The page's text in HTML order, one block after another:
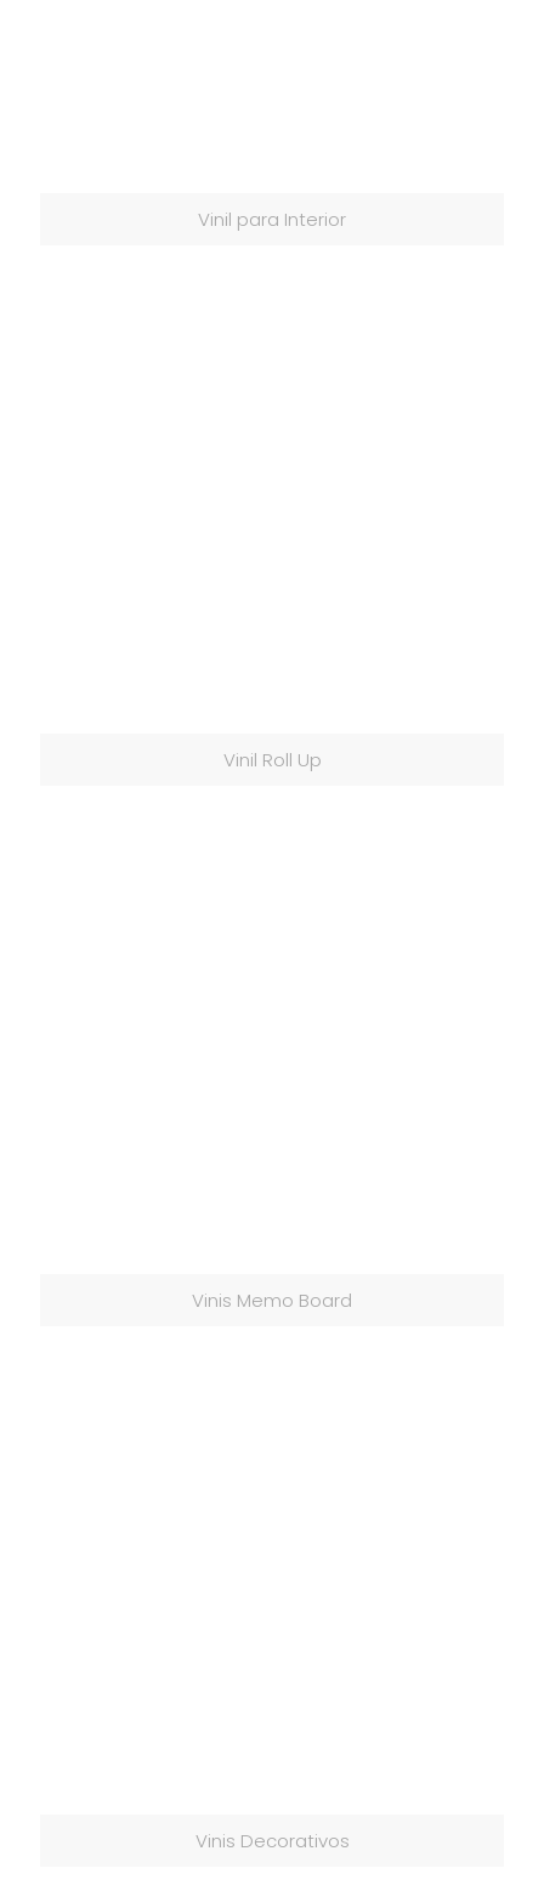
Vinil para Interior
Vinil Roll Up
Vinis Memo Board
Vinis Decorativos